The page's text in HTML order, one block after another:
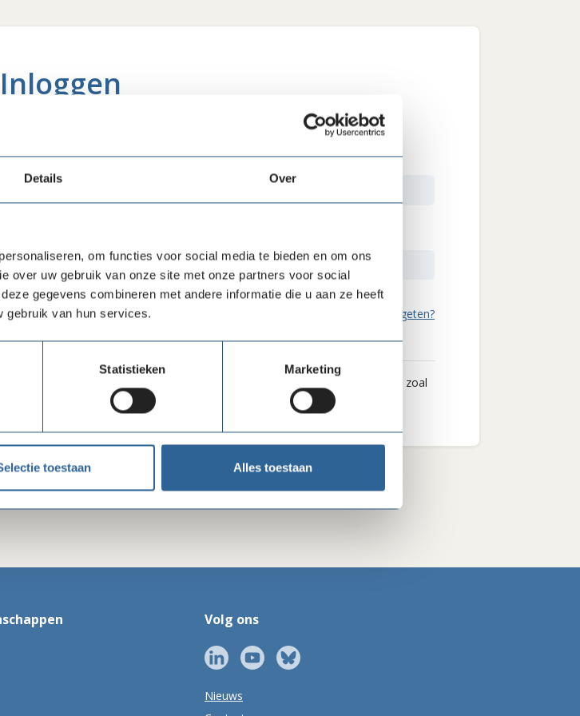
Details Over
om functies voor social media te bieden en om ons
over uw gebruik van onze site met onze partners voor social
gegevens combineren met andere informatie die u aan ze heeft
gebruik van hun services.
Statistieken Marketing
toestaan Alles toestaan
Inloggen
te kunnen lezen vragen we je om eerst in te loggen.
Wachtwoord vergeten?
interesse in ons lidmaatschap? Wil je weten wat we je als brancheorganisatie zoal
hebben?
Volg ons
Nieuws